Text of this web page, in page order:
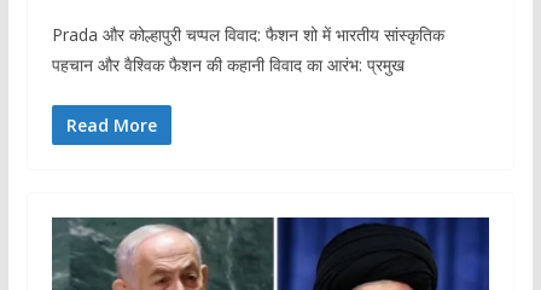
Prada और कोल्हापुरी चप्पल विवाद: फैशन शो में भारतीय सांस्कृतिक
पहचान और वैश्विक फैशन की कहानी विवाद का आरंभ: प्रमुख
Read More